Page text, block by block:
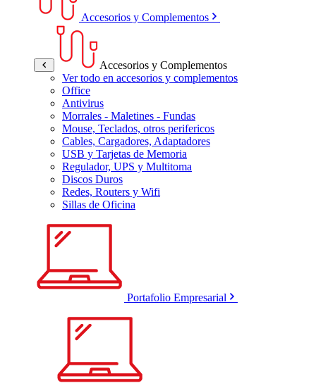
Accesorios y Complementos
Accesorios y Complementos
Ver todo en accesorios y complementos
Office
Antivirus
Morrales - Maletines - Fundas
Mouse, Teclados, otros perifericos
Cables, Cargadores, Adaptadores
USB y Tarjetas de Memoria
Regulador, UPS y Multitoma
Discos Duros
Redes, Routers y Wifi
Sillas de Oficina
Portafolio Empresarial